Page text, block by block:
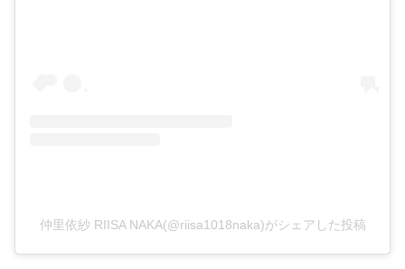
仲里依紗 RIISA NAKA(@riisa1018naka)がシェアした投稿